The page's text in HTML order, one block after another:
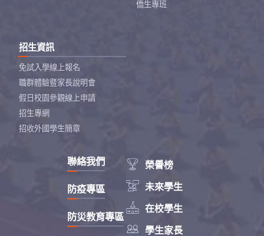
僑生專班
招生資訊
免試入學線上報名
職群體驗暨家長說明會
假日校園參觀線上申請
招生專網
招收外國學生簡章
 榮譽榜
 未來學生
 在校學生
 學生家長
聯絡我們
防疫專區
防災教育專區